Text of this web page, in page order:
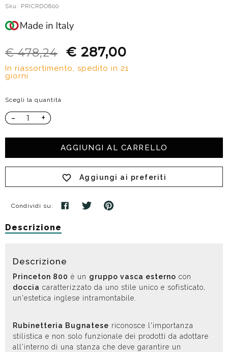
Sku: PRICRDO800
€ 478,24 € 287,00
In riassortimento, spedito in 21
giorni
Scegli la quantità
- +
AGGIUNGI AL CARRELLO
Aggiungi ai preferiti
Condividi su:
Descrizione
Descrizione
Princeton 800 è un gruppo vasca esterno con
doccia caratterizzato da uno stile unico e sofisticato,
un'estetica inglese intramontabile.
Rubinetteria Bugnatese riconosce l'importanza
stilistica e non solo funzionale dei prodotti da adottare
all'interno di una stanza che deve garantire un